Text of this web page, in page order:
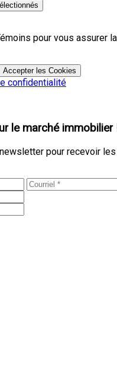
pour vous assurer
Accepter les Cookies
confidentialité
le marché immobilier
pour recevoir